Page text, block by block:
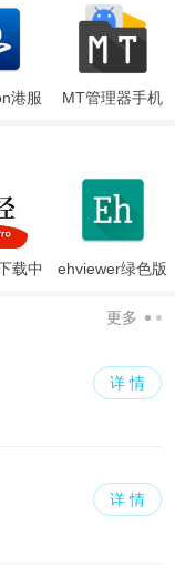
港服
MT管理器手机
载中
ehviewer绿色版
更多
详 情
详 情